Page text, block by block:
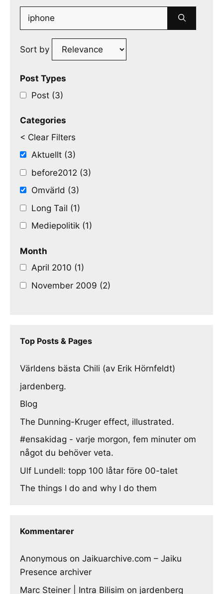
Search
for:
Sort by
Post Types
Post (3)
Categories
< Clear Filters
Aktuellt (3)
before2012 (3)
Omvärld (3)
Long Tail (1)
Mediepolitik (1)
Month
April 2010 (1)
November 2009 (2)
Top Posts & Pages
Världens bästa Chili (av Erik Hörnfeldt)
jardenberg.
Blog
The Dunning-Kruger effect, illustrated.
#ensakidag - varje morgon, fem minuter om
något du behöver veta.
Ulf Lundell: topp 100 låtar före 00-talet
The things I do and why I do them
Kommentarer
Anonymous on Jaikuarchive.com – Jaiku
Presence archiver
Marc Steiner | Intra Bilisim on jardenberg